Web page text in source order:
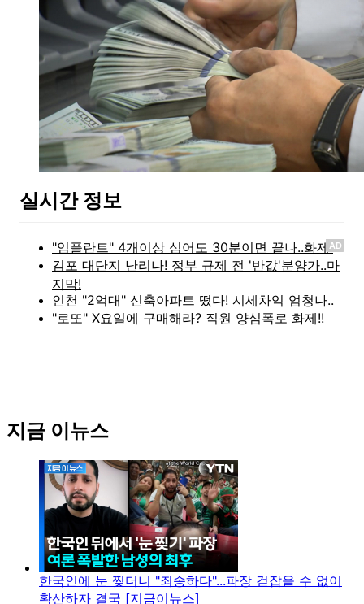
실시간 정보
AD
지금 이뉴스
한국인에 눈 찢더니 "죄송하다"...파장 걷잡을 수 없이
확산하자 결국 [지금이뉴스]